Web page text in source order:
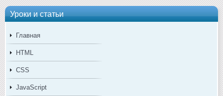
Уроки и статьи
Главная
HTML
CSS
JavaScript